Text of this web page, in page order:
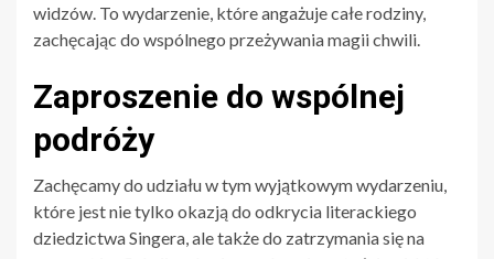
widzów. To wydarzenie, które angażuje całe rodziny,
zachęcając do wspólnego przeżywania magii chwili.
Zaproszenie do wspólnej
podróży
Zachęcamy do udziału w tym wyjątkowym wydarzeniu,
które jest nie tylko okazją do odkrycia literackiego
dziedzictwa Singera, ale także do zatrzymania się na